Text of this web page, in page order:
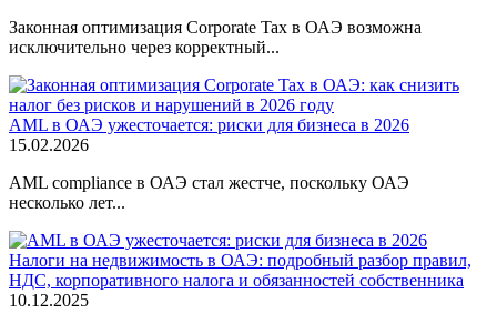
Законная оптимизация Corporate Tax в ОАЭ возможна
исключительно через корректный...
AML в ОАЭ ужесточается: риски для бизнеса в 2026
15.02.2026
AML compliance в ОАЭ стал жестче, поскольку ОАЭ
несколько лет...
Налоги на недвижимость в ОАЭ: подробный разбор правил,
НДС, корпоративного налога и обязанностей собственника
10.12.2025